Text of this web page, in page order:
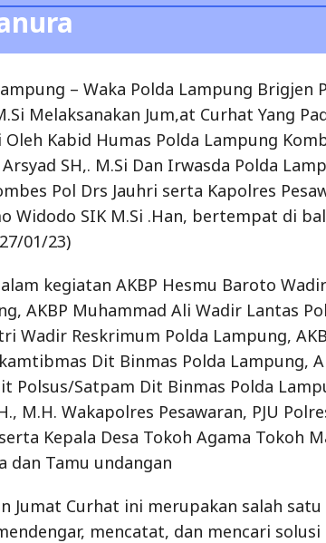
– Waka Polda Lampung Brigjen
Melaksanakan Jum,at Curhat Yang
Kabid Humas Polda Lampung
SH,. M.Si Dan Irwasda Polda
Pol Drs Jauhri serta Kapolres
Widodo SIK M.Si .Han, bertempat di
01/23)
kegiatan AKBP Hesmu Baroto
AKBP Muhammad Ali Wadir Lantas
Wadir Reskrimum Polda Lampung,
Dit Binmas Polda Lampung,
Polsus/Satpam Dit Binmas Polda
M.H. Wakapolres Pesawaran, PJU
Kepala Desa Tokoh Agama Tokoh
dan Tamu undangan
Jumat Curhat ini merupakan salah
mencatat, dan mencari solusi